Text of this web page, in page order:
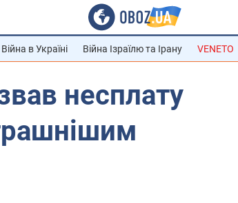
Війна в Україні Війна Ізраїлю та Ірану VENETO
несплату